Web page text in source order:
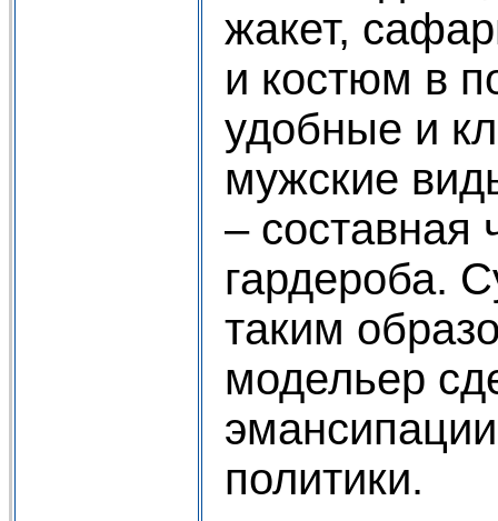
жакет,
и костюм в
удобные и
мужские
– составная
гардероба.
таким
модельер
политики.